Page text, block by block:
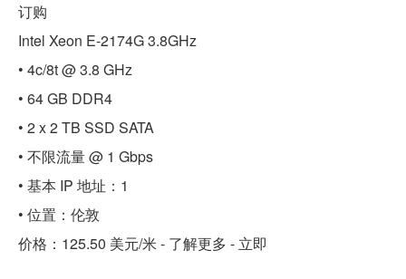
订购
Intel Xeon E-2174G 3.8GHz
• 4c/8t @ 3.8 GHz
• 64 GB DDR4
• 2 x 2 TB SSD SATA
• 不限流量 @ 1 Gbps
• 基本 IP 地址：1
• 位置：伦敦
价格：125.50 美元/米 - 了解更多 - 立即